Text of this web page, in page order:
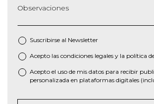
Observaciones
Suscribirse al Newsletter
* Acepto las condiciones legales y la política
Acepto el uso de mis datos para recibir
personalizada en plataformas digitales